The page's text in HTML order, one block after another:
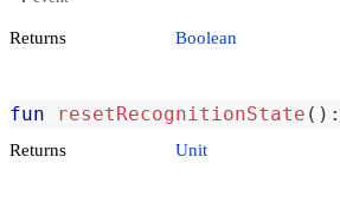
Returns Boolean
fun resetRecognitionState ( ) :
Returns Unit